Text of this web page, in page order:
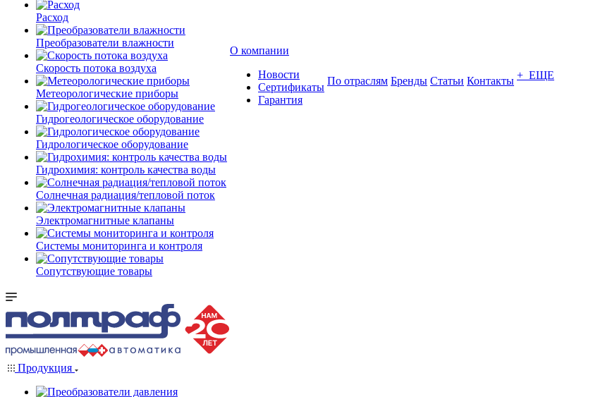
Расход
Преобразователи влажности
Скорость потока воздуха
Метеорологические приборы
Гидрогеологическое оборудование
Гидрологическое оборудование
Гидрохимия: контроль качества воды
Солнечная радиация/тепловой поток
Электромагнитные клапаны
Системы мониторинга и контроля
Сопутствующие товары
О компании
Новости
Сертификаты
Гарантия
По отраслям Бренды Статьи Контакты + ЕЩЕ
Продукция